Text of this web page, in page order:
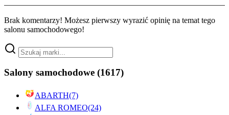
Brak komentarzy! Możesz pierwszy wyrazić opinię na temat tego
salonu samochodowego!
Salony samochodowe (1617)
ABARTH(7)
ALFA ROMEO(24)